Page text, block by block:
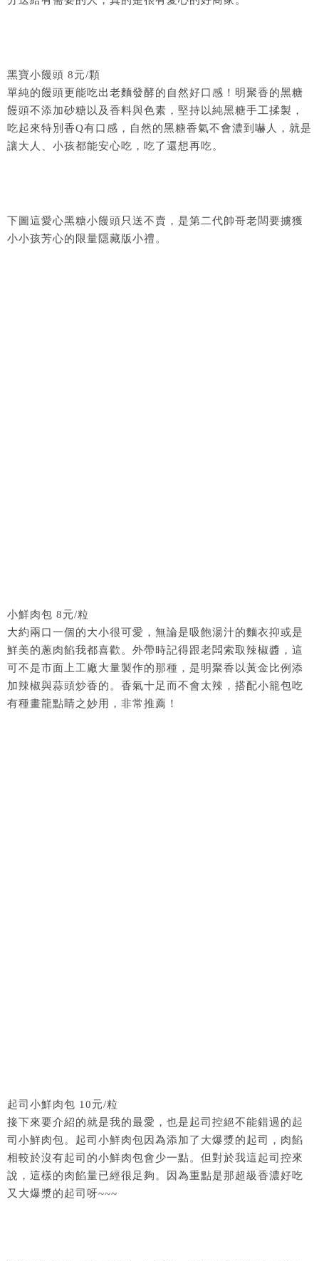
黑寶小饅頭 8元/顆
單純的饅頭更能吃出老麵發酵的自然好口感！明聚香的黑糖
饅頭不添加砂糖以及香料與色素，堅持以純黑糖手工揉製，
吃起來特別香Q有口感，自然的黑糖香氣不會濃到嚇人，就是
讓大人、小孩都能安心吃，吃了還想再吃。
下圖這愛心黑糖小饅頭只送不賣，是第二代帥哥老闆要擄獲
小小孩芳心的限量隱藏版小禮。
小鮮肉包 8元/粒
大約兩口一個的大小很可愛，無論是吸飽湯汁的麵衣抑或是
鮮美的蔥肉餡我都喜歡。外帶時記得跟老闆索取辣椒醬，這
可不是市面上工廠大量製作的那種，是明聚香以黃金比例添
加辣椒與蒜頭炒香的。香氣十足而不會太辣，搭配小籠包吃
有種畫龍點睛之妙用，非常推薦！
起司小鮮肉包 10元/粒
接下來要介紹的就是我的最愛，也是起司控絕不能錯過的起
司小鮮肉包。起司小鮮肉包因為添加了大爆漿的起司，肉餡
相較於沒有起司的小鮮肉包會少一點。但對於我這起司控來
說，這樣的肉餡量已經很足夠。因為重點是那超級香濃好吃
又大爆漿的起司呀~~~